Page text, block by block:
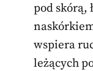
pod skórą,
wspiera
leżących